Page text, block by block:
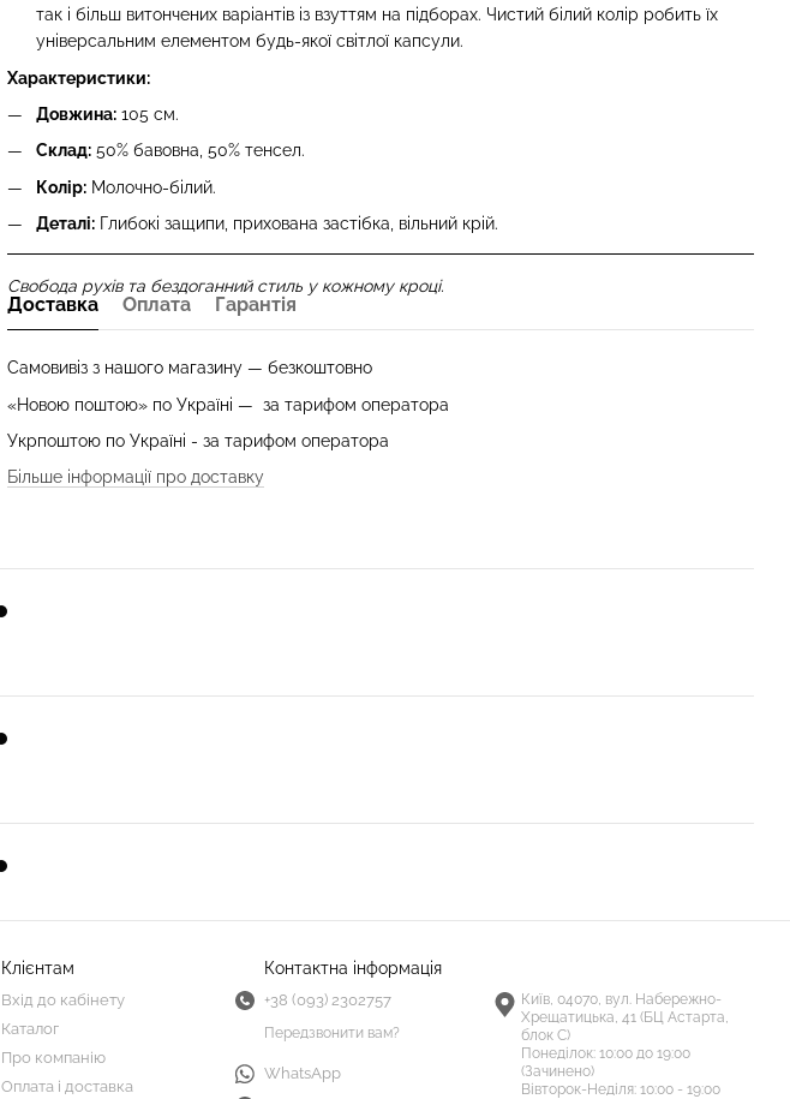
так і більш витончених варіантів із взуттям на підборах. Чистий білий колір робить їх
універсальним елементом будь-якої світлої капсули.
Характеристики:
Довжина: 105 см.
Склад: 50% бавовна, 50% тенсел.
Колір: Молочно-білий.
Деталі: Глибокі защипи, прихована застібка, вільний крій.
Свобода рухів та бездоганний стиль у кожному кроці.
Доставка Оплата Гарантія
Самовивіз з нашого магазину — безкоштовно
«Новою поштою» по Україні — за тарифом оператора
Укрпоштою по Україні - за тарифом оператора
Більше інформації про доставку
Клієнтам
Вхід до кабінету
Каталог
Про компанію
Оплата і доставка
Контактна інформація
+38 (093) 2302757
Передзвонити вам?
WhatsApp
Київ, 04070, вул. Набережно-
Хрещатицька, 41 (БЦ Астарта,
блок С)
Понеділок: 10:00 до 19:00
(Зачинено)
Вівторок-Неділя: 10:00 - 19:00